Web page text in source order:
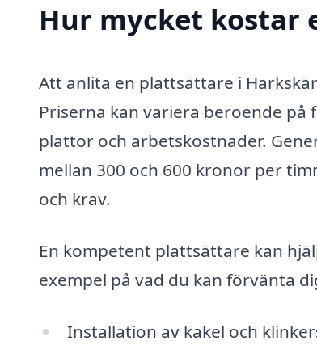
Hur mycket kostar
Att anlita en plattsättare i
Priserna kan variera beroende
plattor och arbetskostnader.
mellan 300 och 600 kronor per
och krav.
En kompetent plattsättare kan
exempel på vad du kan förvänta
Installation av kakel och